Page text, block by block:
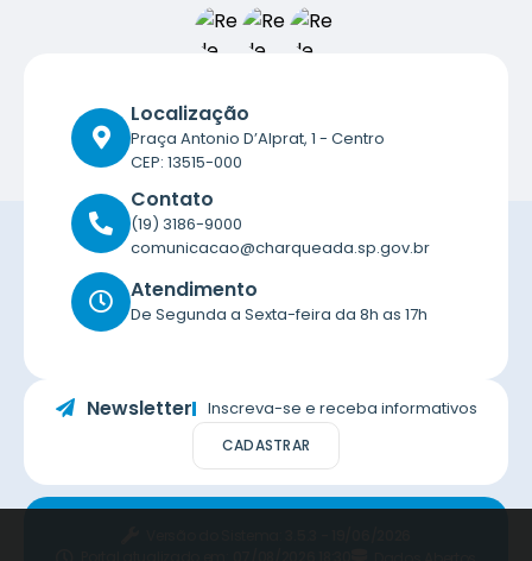
Localização
Praça Antonio D’Alprat, 1 - Centro
CEP: 13515-000
Contato
(19) 3186-9000
comunicacao@charqueada.sp.gov.br
Atendimento
De Segunda a Sexta-feira da 8h as 17h
Newsletter Inscreva-se e receba informativos
CADASTRAR